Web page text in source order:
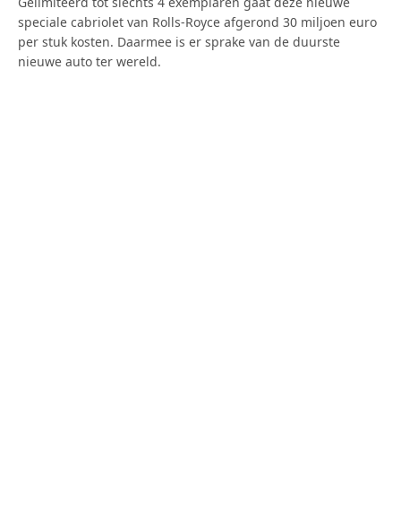
speciale cabriolet van Rolls-Royce afgerond 30 miljoen euro
per stuk kosten. Daarmee is er sprake van de duurste
nieuwe auto ter wereld.